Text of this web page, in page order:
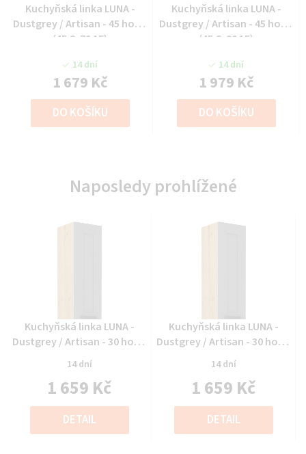
Kuchyňská linka LUNA -
Dustgrey / Artisan - 45 horní
(45 G-72 1F)
14 dní
1 679 Kč
DO KOŠÍKU
Kuchyňská linka LUNA -
Dustgrey / Artisan - 45 horní
(45 G-90 1F)
14 dní
1 979 Kč
DO KOŠÍKU
Naposledy prohlížené
Průměrné
hodnocení
produktu
je
0,0
5
hvězdiček.
Kuchyňská linka LUNA -
Dustgrey / Artisan - 30 horní
(30 G-90 1F)
14 dní
1 659 Kč
Měrná
cena:
DETAIL
Průměrné
hodnocení
produktu
je
0,0
5
hvězdiček.
Kuchyňská linka LUNA -
Dustgrey / Artisan - 30 horní
(30 G-90 1F)
14 dní
1 659 Kč
Měrná
cena:
DETAIL